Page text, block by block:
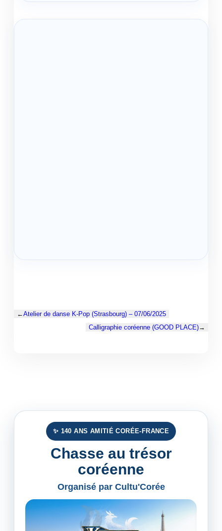
←Atelier de danse K-Pop (Strasbourg) – 07/06/2025
Calligraphie coréenne (GOOD PLACE)→
✨ 140 ANS AMITIÉ CORÉE-FRANCE
Chasse au trésor
coréenne
Organisé par Cultu'Corée